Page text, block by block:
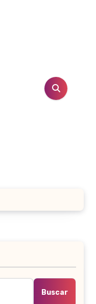
Buscar